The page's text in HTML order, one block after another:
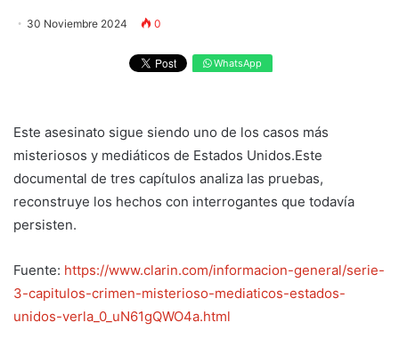
30 Noviembre 2024 0
WhatsApp
Este asesinato sigue siendo uno de los casos más
misteriosos y mediáticos de Estados Unidos.Este
documental de tres capítulos analiza las pruebas,
reconstruye los hechos con interrogantes que todavía
persisten.
Fuente: https://www.clarin.com/informacion-general/serie-
3-capitulos-crimen-misterioso-mediaticos-estados-
unidos-verla_0_uN61gQWO4a.html